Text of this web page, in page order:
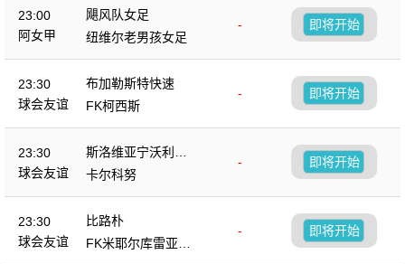
23:00
阿女甲
飓风队女足
-
纽维尔老男孩女足
即将开始
23:30
球会友谊
布加勒斯特快速
-
FK柯西斯
即将开始
23:30
球会友谊
斯洛维亚宁沃利博
茨
-
卡尔科努
即将开始
23:30
球会友谊
比路朴
-
FK米耶尔库雷亚丘
即将开始